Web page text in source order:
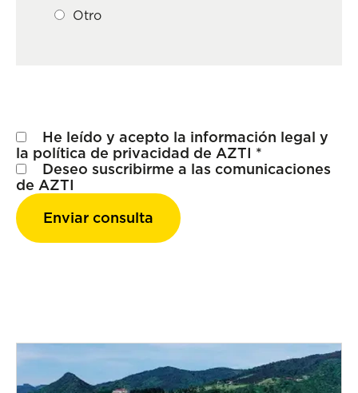
Otro
He leído y acepto la información legal y
la política de privacidad de AZTI *
Deseo suscribirme a las comunicaciones
de AZTI